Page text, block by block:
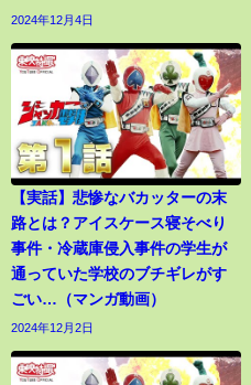
2024年12月4日
【実話】悲惨なバカッターの末
路とは？アイスケース寝そべり
事件・冷蔵庫侵入事件の学生が
通っていた学校のブチギレがす
ごい…（マンガ動画）
2024年12月2日